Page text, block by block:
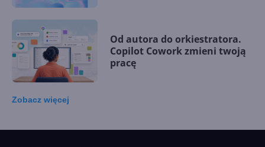
Od autora do orkiestratora.
Copilot Cowork zmieni twoją
pracę
Zobacz więcej